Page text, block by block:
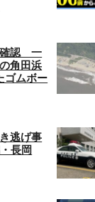
確認 一
角田浜
ゴムボー
逃げ事
長岡